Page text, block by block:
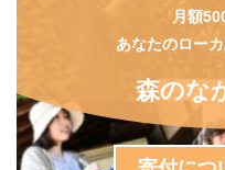
月額
あなたのロー
森のな